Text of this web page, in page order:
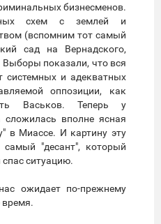
бизнесменов.
схем с землей и
(вспомним тот самый
сад на Вернадского,
показали, что вся
системных и адекватных
оппозиции, как
Васьков. Теперь у
сложилась вполне ясная
в Миассе. И картину эту
"десант", который
ситуацию.
ожидает по-прежнему
время.